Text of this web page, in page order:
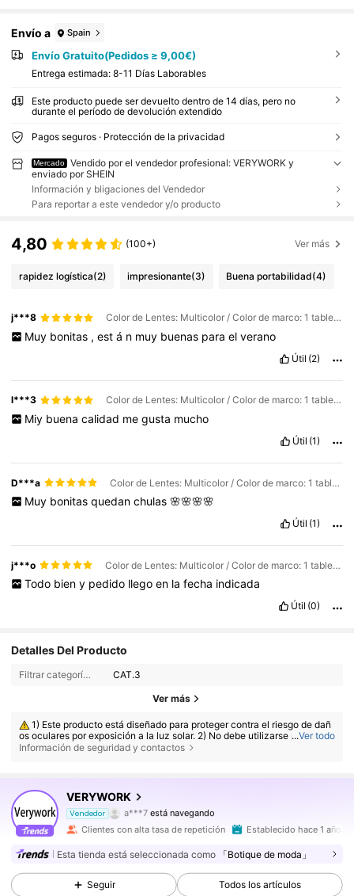
Envío a Spain
Envío Gratuito(Pedidos ≥ 9,00€)
Entrega estimada: 8-11 Días Laborables
Este producto puede ser devuelto dentro de 14 días, pero no
durante el período de devolución extendido
Pagos seguros · Protección de la privacidad
Mercado
Vendido por el vendedor profesional: VERYWORK y
enviado por SHEIN
Información y bligaciones del Vendedor
Para reportar a este vendedor y/o producto
4,80 (100+) Ver más
rapidez logística(2) impresionante(3) Buena portabilidad(4)
j***8 Color de Lentes: Multicolor / Color de marco: 1 tableta gris con marco dorado y negro
Muy bonitas , est á n muy buenas para el verano
Útil (2)
l***3 Color de Lentes: Multicolor / Color de marco: 1 tableta gris con marco dorado y negro
Miy buena calidad me gusta mucho
Útil (1)
D***a Color de Lentes: Multicolor / Color de marco: 1 tableta gris con marco dorado y negro
Muy bonitas quedan chulas 🌸🌸🌸🌸
Útil (1)
j***o Color de Lentes: Multicolor / Color de marco: 1 tableta gris con marco dorado y negro
Todo bien y pedido llego en la fecha indicada
Útil (0)
Detalles Del Producto
Filtrar categorías: CAT.3
Ver más
1) Este producto está diseñado para proteger contra el riesgo de dañ
os oculares por exposición a la luz solar. 2) No debe utilizarse para la ob
servación directa del sol. 3) No debe utilizarse para la protección contr
...Ver todo
Información de seguridad y contactos
VERYWORK
Vendedor a***7 está navegando
53K Seguidores
4,87 53K Seguidores
Clientes con alta tasa de repetición Establecido hace 1 año
Esta tienda está seleccionada como 「Botique de moda」
Seguir Todos los artículos